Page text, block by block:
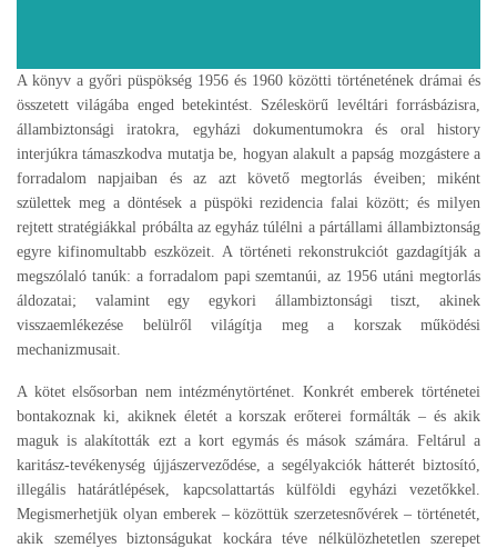
A könyv a győri püspökség 1956 és 1960 közötti történetének drámai és
összetett világába enged betekintést. Széleskörű levéltári forrásbázisra,
állambiztonsági iratokra, egyházi dokumentumokra és oral history
interjúkra támaszkodva mutatja be, hogyan alakult a papság mozgástere a
forradalom napjaiban és az azt követő megtorlás éveiben; miként
születtek meg a döntések a püspöki rezidencia falai között; és milyen
rejtett stratégiákkal próbálta az egyház túlélni a pártállami állambiztonság
egyre kifinomultabb eszközeit. A történeti rekonstrukciót gazdagítják a
megszólaló tanúk: a forradalom papi szemtanúi, az 1956 utáni megtorlás
áldozatai; valamint egy egykori állambiztonsági tiszt, akinek
visszaemlékezése belülről világítja meg a korszak működési
mechanizmusait.
A kötet elsősorban nem intézménytörténet. Konkrét emberek történetei
bontakoznak ki, akiknek életét a korszak erőterei formálták – és akik
maguk is alakították ezt a kort egymás és mások számára. Feltárul a
karitász-tevékenység újjászerveződése, a segélyakciók hátterét biztosító,
illegális határátlépések, kapcsolattartás külföldi egyházi vezetőkkel.
Megismerhetjük olyan emberek – közöttük szerzetesnővérek – történetét,
akik személyes biztonságukat kockára téve nélkülözhetetlen szerepet